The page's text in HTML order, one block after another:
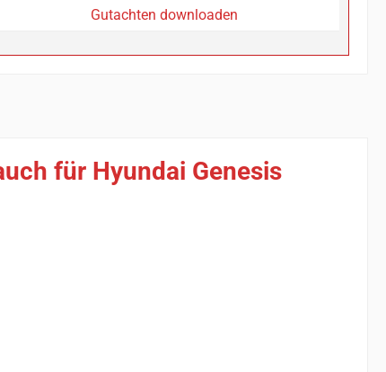
Gutachten downloaden
für Hyundai Genesis